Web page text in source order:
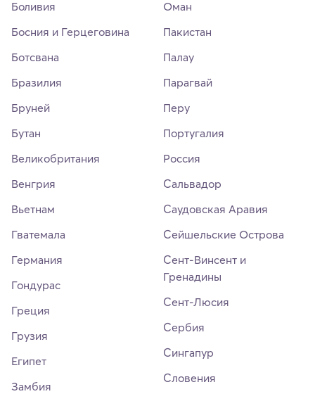
Боливия
Босния и Герцеговина
Ботсвана
Бразилия
Бруней
Бутан
Великобритания
Венгрия
Вьетнам
Гватемала
Германия
Гондурас
Греция
Грузия
Египет
Замбия
Оман
Пакистан
Палау
Парагвай
Перу
Португалия
Россия
Сальвадор
Саудовская Аравия
Сейшельские Острова
Сент-Винсент и
Гренадины
Сент-Люсия
Сербия
Сингапур
Словения